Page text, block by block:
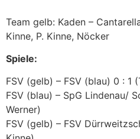
Team gelb: Kaden –
Kinne, P. Kinne, Nöcker
Spiele:
FSV (gelb) – FSV (blau) 0 : 1
FSV (blau) – SpG Lindenau/
Werner)
FSV (gelb) – FSV